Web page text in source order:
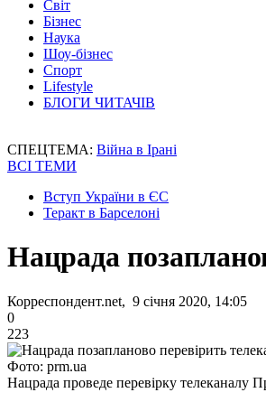
Світ
Бізнес
Наука
Шоу-бізнес
Спорт
Lifestyle
БЛОГИ ЧИТАЧІВ
СПЕЦТЕМА: Війна в Ірані
ВСІ ТЕМИ
Вступ України в ЄС
Теракт в Барселоні
Нацрада
Корреспондент.net, 9 січня 2020, 14:05
0
223
Фото: prm.ua
Нацрада проведе перевірку телеканалу